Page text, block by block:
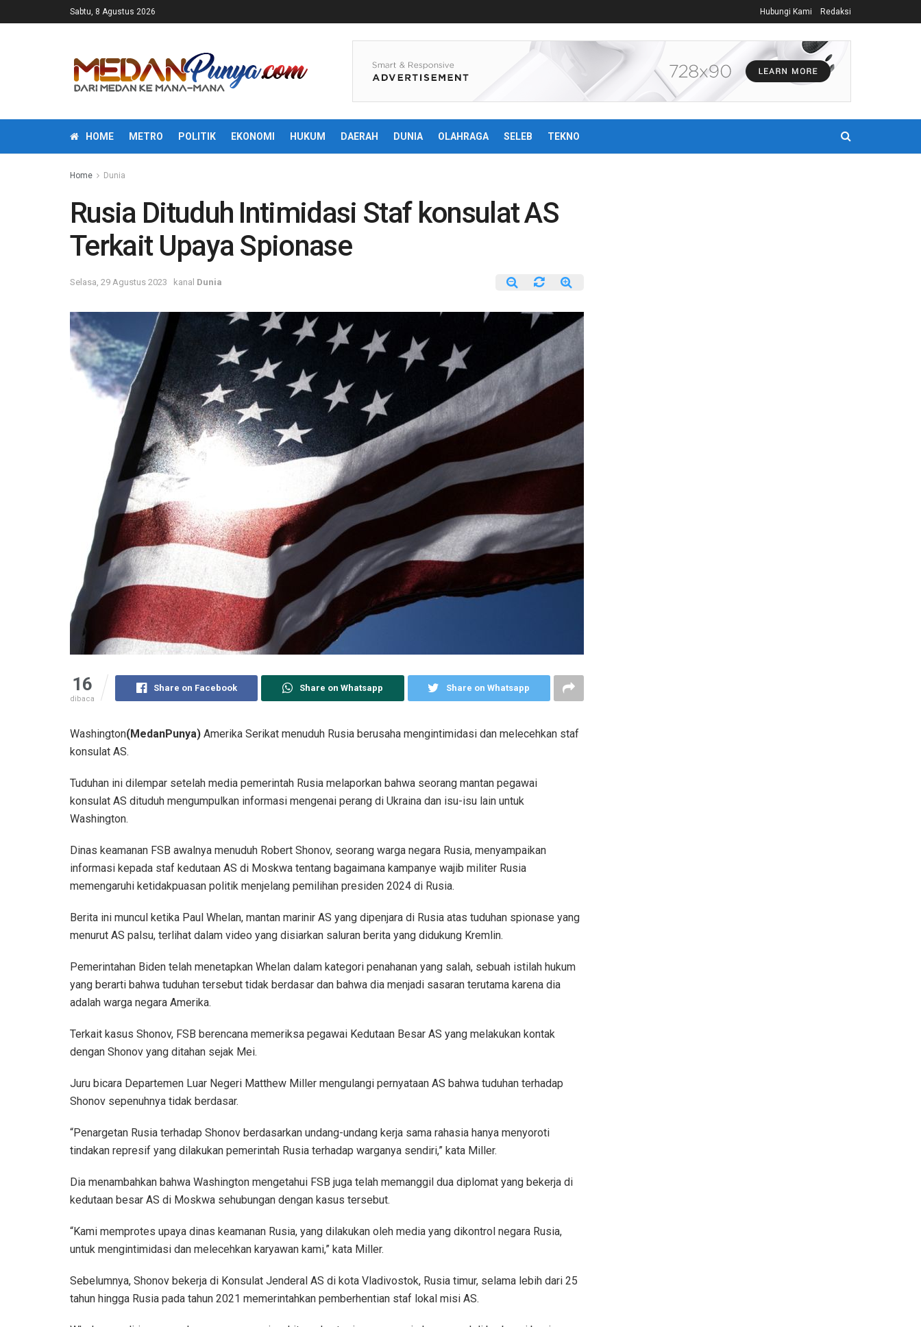
Sabtu, 8 Agustus 2026 Hubungi Kami Redaksi
HOME METRO POLITIK EKONOMI HUKUM DAERAH DUNIA OLAHRAGA SELEB TEKNO
Home Dunia
Rusia Dituduh Intimidasi Staf konsulat AS
Terkait Upaya Spionase
Selasa, 29 Agustus 2023 kanal Dunia
16
dibaca
Share on Facebook Share on Whatsapp Share on Whatsapp
Washington(MedanPunya) Amerika Serikat menuduh Rusia berusaha mengintimidasi dan melecehkan staf
konsulat AS.
Tuduhan ini dilempar setelah media pemerintah Rusia melaporkan bahwa seorang mantan pegawai
konsulat AS dituduh mengumpulkan informasi mengenai perang di Ukraina dan isu-isu lain untuk
Washington.
Dinas keamanan FSB awalnya menuduh Robert Shonov, seorang warga negara Rusia, menyampaikan
informasi kepada staf kedutaan AS di Moskwa tentang bagaimana kampanye wajib militer Rusia
memengaruhi ketidakpuasan politik menjelang pemilihan presiden 2024 di Rusia.
Berita ini muncul ketika Paul Whelan, mantan marinir AS yang dipenjara di Rusia atas tuduhan spionase yang
menurut AS palsu, terlihat dalam video yang disiarkan saluran berita yang didukung Kremlin.
Pemerintahan Biden telah menetapkan Whelan dalam kategori penahanan yang salah, sebuah istilah hukum
yang berarti bahwa tuduhan tersebut tidak berdasar dan bahwa dia menjadi sasaran terutama karena dia
adalah warga negara Amerika.
Terkait kasus Shonov, FSB berencana memeriksa pegawai Kedutaan Besar AS yang melakukan kontak
dengan Shonov yang ditahan sejak Mei.
Juru bicara Departemen Luar Negeri Matthew Miller mengulangi pernyataan AS bahwa tuduhan terhadap
Shonov sepenuhnya tidak berdasar.
“Penargetan Rusia terhadap Shonov berdasarkan undang-undang kerja sama rahasia hanya menyoroti
tindakan represif yang dilakukan pemerintah Rusia terhadap warganya sendiri,” kata Miller.
Dia menambahkan bahwa Washington mengetahui FSB juga telah memanggil dua diplomat yang bekerja di
kedutaan besar AS di Moskwa sehubungan dengan kasus tersebut.
“Kami memprotes upaya dinas keamanan Rusia, yang dilakukan oleh media yang dikontrol negara Rusia,
untuk mengintimidasi dan melecehkan karyawan kami,” kata Miller.
Sebelumnya, Shonov bekerja di Konsulat Jenderal AS di kota Vladivostok, Rusia timur, selama lebih dari 25
tahun hingga Rusia pada tahun 2021 memerintahkan pemberhentian staf lokal misi AS.